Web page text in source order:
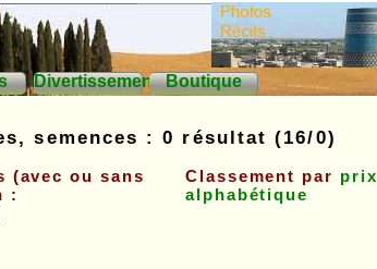
DivertissementsBoutique
semences : 0 résultat (16/0)
(avec ou sans
:
Classement par prix
alphabétique